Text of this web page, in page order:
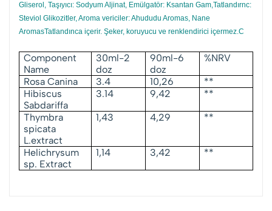
Gliserol, Taşıyıcı: Sodyum Aljinat, Emülgatör: Ksantan Gam,Tatlandırnc:
Steviol Glikozitler, Aroma vericiler: Ahududu Aromas, Nane
AromasTatlandınca içerir. Şeker, koruyucu ve renklendirici içermez.C
Component
Name
30ml-2
doz
90ml-6
doz
%NRV
Rosa Canina 3.4 10,26
**
Hibiscus
Sabdariffa
3.14 9,42 **
Thymbra
spicata
L.extract
1,43 4,29 **
Helichrysum
sp. Extract
1,14 3,42 **